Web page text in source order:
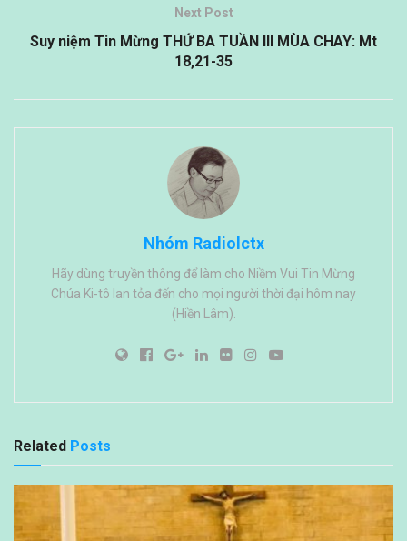
Next Post
Suy niệm Tin Mừng THỨ BA TUẦN III MÙA CHAY: Mt
18,21-35
Nhóm Radiolctx
Hãy dùng truyền thông để làm cho Niềm Vui Tin Mừng
Chúa Ki-tô lan tỏa đến cho mọi người thời đại hôm nay
(Hiền Lâm).
Related Posts